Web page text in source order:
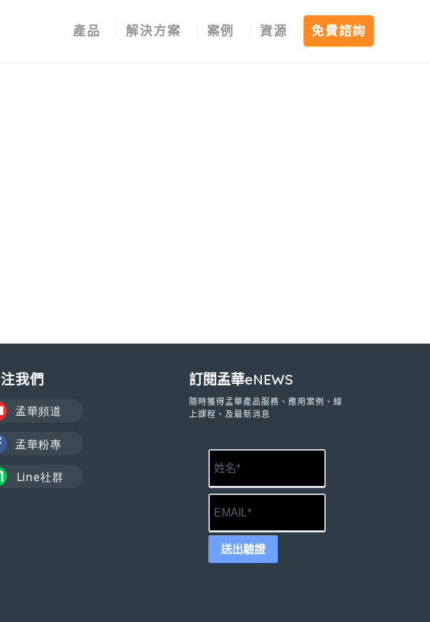
產品 解決方案 案例 資源 免費諮詢
我們 訂閱孟華eNEWS
隨時獲得孟華產品服務、應用案例、線
上課程、及最新消息
送出驗證